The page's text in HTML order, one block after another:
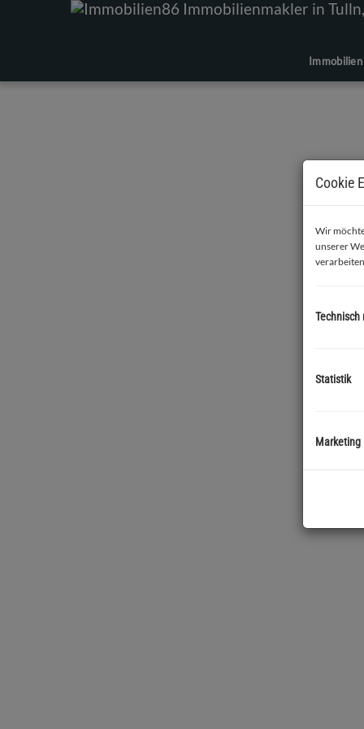
Immobilien
Cookie
Wir
unserer
Technisch
Statistik
Marketing